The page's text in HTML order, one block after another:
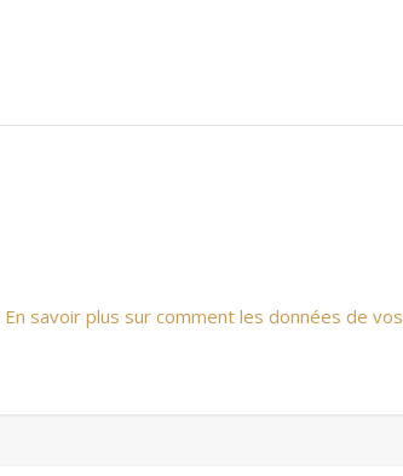
En savoir plus sur comment les données de vos